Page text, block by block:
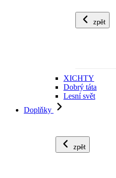
zpět
XICHTY
Dobrý táta
Lesní svět
Doplňky
zpět